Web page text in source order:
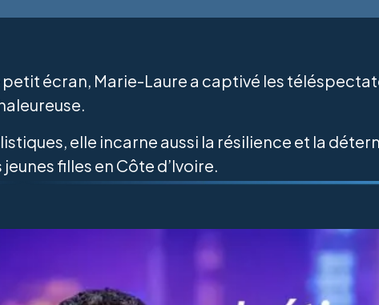
écran, Marie-Laure a captivé les
elle incarne aussi la résilience et la
filles en Côte d’Ivoire.